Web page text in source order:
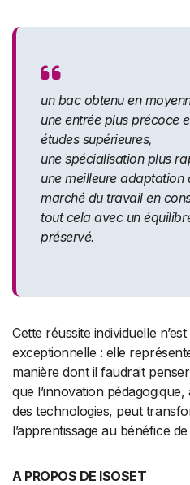
un bac obtenu en
une entrée plus précoce
études supérieures,
une spécialisation plus
une meilleure adaptation
marché du travail en
tout cela avec un
préservé.
Cette réussite individuelle
exceptionnelle : elle
manière dont il faudrait
que l’innovation
des technologies, peut
l’apprentissage au bénéfice
A PROPOS DE ISOSET